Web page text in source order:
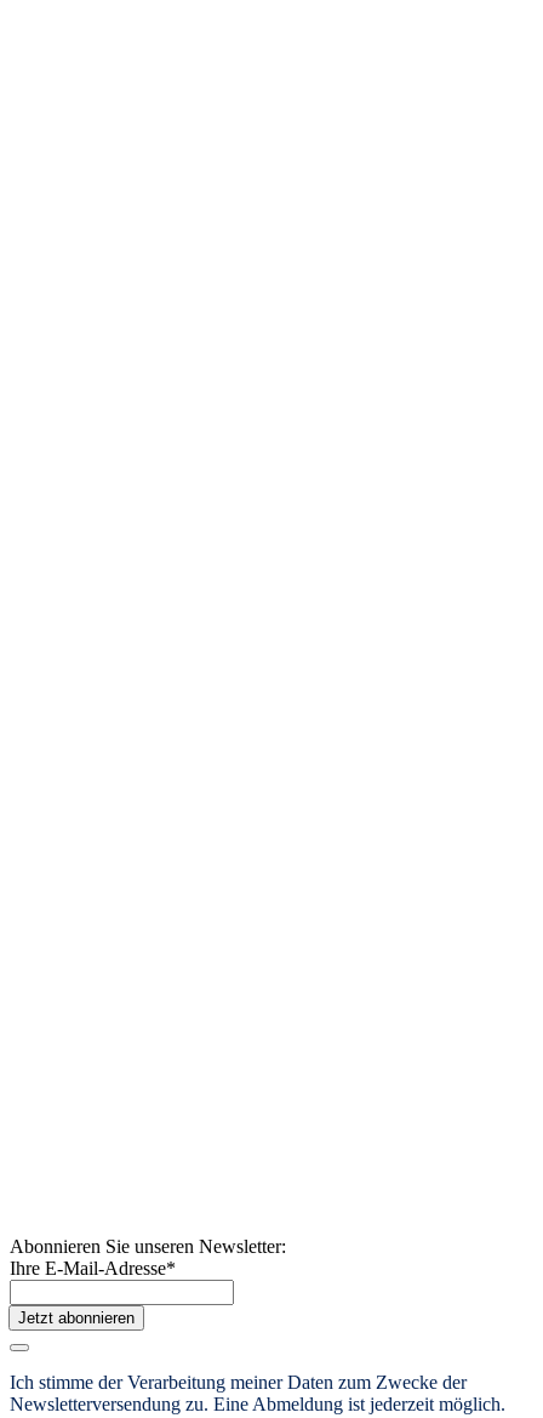
Abonnieren Sie unseren Newsletter:
Ihre E-Mail-Adresse*
Jetzt abonnieren
Ich stimme der Verarbeitung meiner Daten zum Zwecke der
Newsletterversendung zu. Eine Abmeldung ist jederzeit möglich.